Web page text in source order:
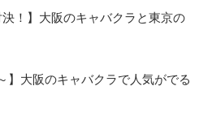
決！】大阪のキャバクラと東京の
】大阪のキャバクラで人気がでる